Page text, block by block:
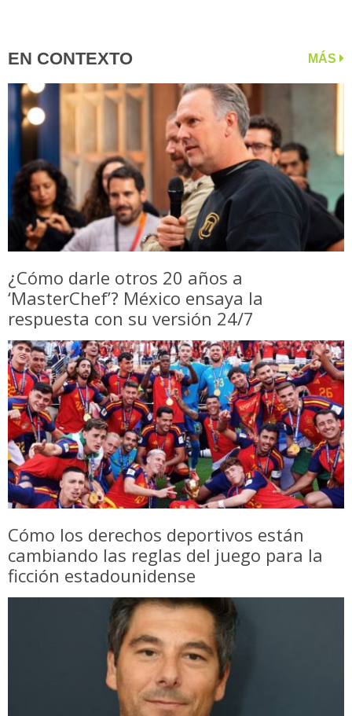
EN CONTEXTO MÁS
¿Cómo darle otros 20 años a
‘MasterChef’? México ensaya la
respuesta con su versión 24/7
Cómo los derechos deportivos están
cambiando las reglas del juego para la
ficción estadounidense